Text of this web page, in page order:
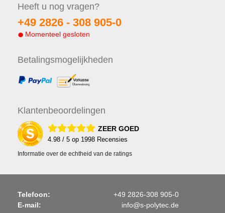
Heeft u nog vragen?
+49 2826 - 308 905-0
Momenteel gesloten
Betalingsmogelijkheden
Klantenbeoordelingen
ZEER GOED
4.98 / 5 op 1998 Recensies
Informatie over de echtheid van de ratings
Telefoon:
+49 2826-308 905-0
E-mail:
info@s-polytec.de